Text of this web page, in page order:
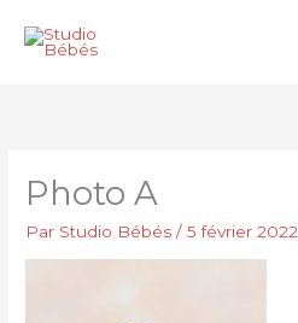
Photo A
Par Studio Bébés/5 février 2022